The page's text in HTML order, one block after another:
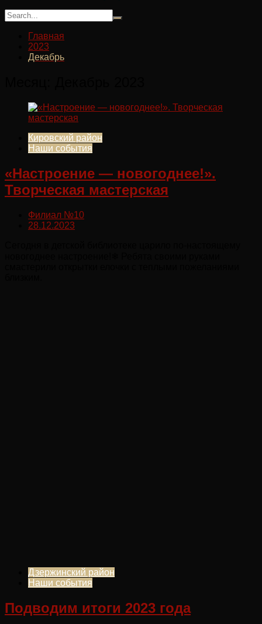
Главная
2023
Декабрь
Кировский район
Наши события
«Настроение — новогоднее!».
Творческая мастерская
Филиал №10
28.12.2023
Дзержинский район
Наши события
Подводим итоги 2023 года